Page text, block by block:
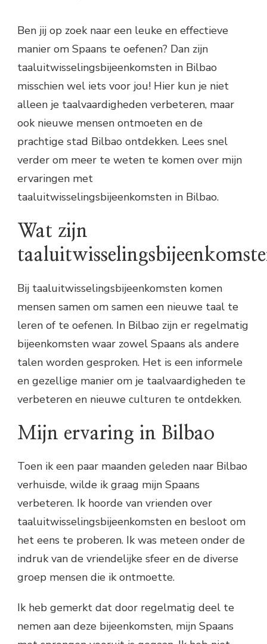
Ben jij op zoek naar een leuke en effectieve
manier om Spaans te oefenen? Dan zijn
taaluitwisselingsbijeenkomsten in Bilbao
misschien wel iets voor jou! Hier kun je niet
alleen je taalvaardigheden verbeteren, maar
ook nieuwe mensen ontmoeten en de
prachtige stad Bilbao ontdekken. Lees snel
verder om meer te weten te komen over mijn
ervaringen met
taaluitwisselingsbijeenkomsten in Bilbao.
Wat zijn
Bij taaluitwisselingsbijeenkomsten komen
mensen samen om samen een nieuwe taal te
leren of te oefenen. In Bilbao zijn er regelmatig
bijeenkomsten waar zowel Spaans als andere
talen worden gesproken. Het is een informele
en gezellige manier om je taalvaardigheden te
verbeteren en nieuwe culturen te ontdekken.
Mijn ervaring in Bilbao
Toen ik een paar maanden geleden naar Bilbao
verhuisde, wilde ik graag mijn Spaans
verbeteren. Ik hoorde van vrienden over
taaluitwisselingsbijeenkomsten en besloot om
het eens te proberen. Ik was meteen onder de
indruk van de vriendelijke sfeer en de diverse
groep mensen die ik ontmoette.
Ik heb gemerkt dat door regelmatig deel te
nemen aan deze bijeenkomsten, mijn Spaans